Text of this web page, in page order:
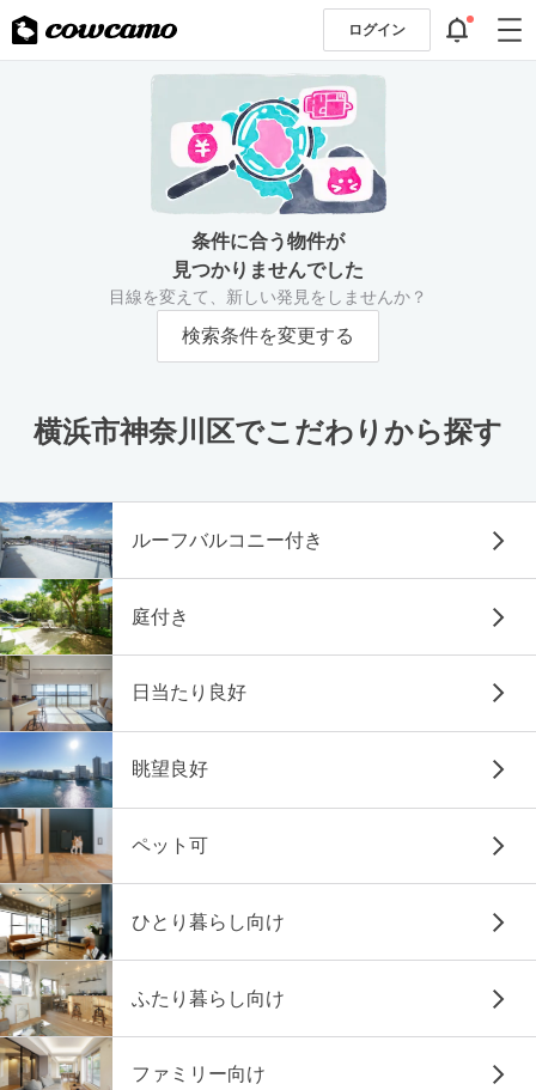
ログイン
条件に合う物件が
見つかりませんでした
目線を変えて、新しい発見をしませんか？
検索条件を変更する
横浜市神奈川区でこだわりから探す
ルーフバルコニー付き
庭付き
日当たり良好
眺望良好
ペット可
ひとり暮らし向け
ふたり暮らし向け
ファミリー向け